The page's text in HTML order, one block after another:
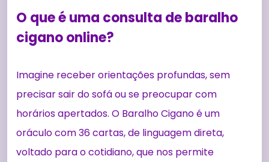
O que é uma consulta de baralho
cigano online?
Imagine receber orientações profundas, sem
precisar sair do sofá ou se preocupar com
horários apertados. O Baralho Cigano é um
oráculo com 36 cartas, de linguagem direta,
voltado para o cotidiano, que nos permite